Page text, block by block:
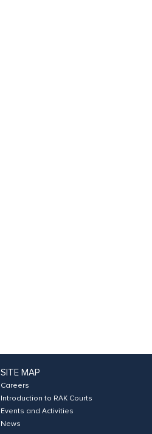
SITE MAP
Careers
Introduction to RAK Courts
Events and Activities
News